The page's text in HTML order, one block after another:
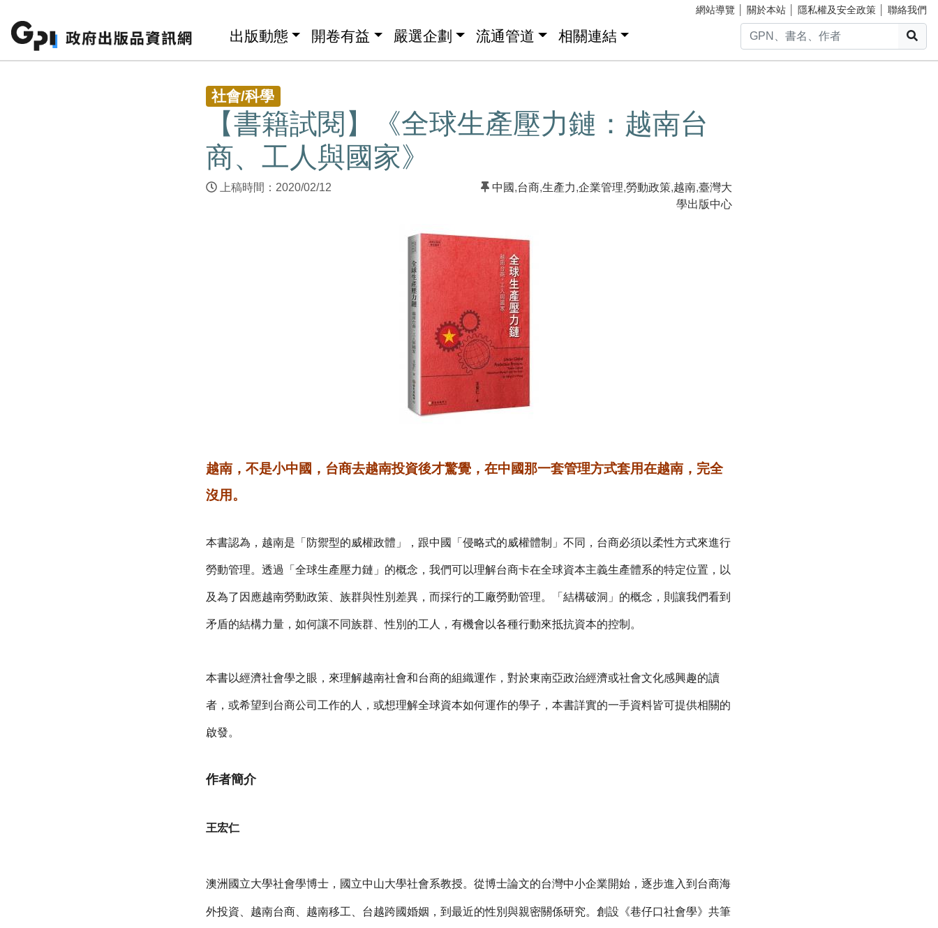
網站導覽 關於本站 隱私權及安全政策 聯絡我們
出版動態 開卷有益 嚴選企劃 流通管道 相關連結
社會/科學
【書籍試閱】《全球生產壓力鏈：越南台
商、工人與國家》
上稿時間：2020/02/12 中國 ,台商,生產力,企業管理,勞動政策,越南,臺灣大
學出版中心
越南，不是小中國，台商去越南投資後才驚覺，在中國那一套管理方式套用在越南，完全
沒用。
本書認為，越南是「防禦型的威權政體」，跟中國「侵略式的威權體制」不同，台商必須以柔性方式來進行
勞動管理。 透過「全球生產壓力鏈」的概念，我們可以理解台商卡在全球資本主義生產體系的特定位置，以
及為了因應越南勞動政策、族群與性別差異，而採行的工廠勞動管理。「結構破洞」的概念，則讓我們看到
矛盾的結構力量，如何讓不同族群、性別的工人，有機會以各種行動來抵抗資本的控制。
本書以經濟社會學之眼，來理解越南社會和台商的組織運作，對於東南亞政治經濟或社會文化感興趣的讀
者，或希望到台商公司工作的人，或想理解全球資本如何運作的學子，本書詳實的一手資料皆可提供相關的
啟發。
作者簡介
王宏仁
澳洲國立大學社會學博士，國立中山大學社會系教授。從博士論文的台灣中小企業開始，逐步進入到台商海
外投資、越南台商、越南移工、台越跨國婚姻，到最近的性別與親密關係研究。創設《巷仔口社會學》共筆